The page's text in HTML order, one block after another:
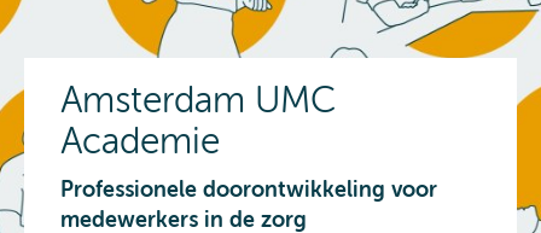
Amsterdam UMC
Academie
Professionele doorontwikkeling voor
medewerkers in de zorg